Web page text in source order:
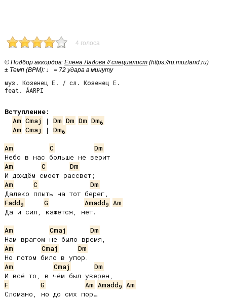
4 голоса
© Подбор аккордов: Елена Ладова // специалист (https://ru.muzland.ru)
± Темп (BPM): ♩ = 72 удара в минуту
муз. Козенец Е. / сл. Козенец Е.
feat. ÁARPI
Вступление:
Am Cmaj | Dm Dm Dm Dm6
Am Cmaj | Dm6
Am C
Dm
Am
C
Dm
Am
C
Dm
Fadd9 G Amadd9 Am
Да и сил, кажется, нет.
Am
Cmaj
Dm
Am
Cmaj
Dm
Am
Cmaj
Dm
F
G Am Amadd9 Am
Сломано, но до сих пор…